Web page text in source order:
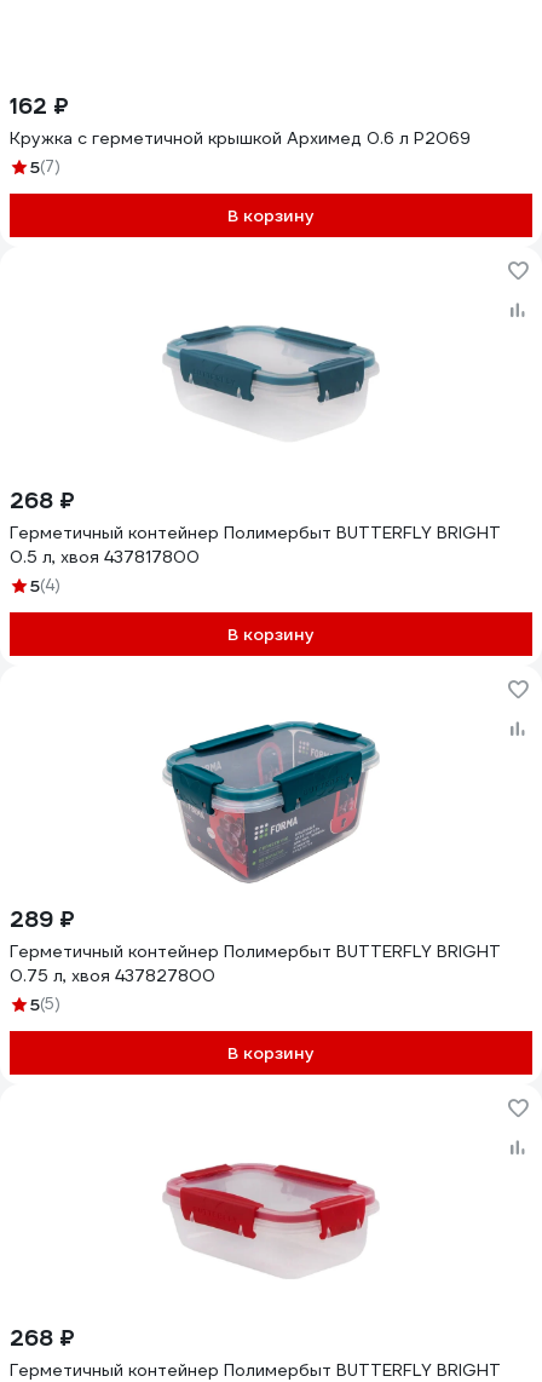
162 ₽
Кружка с герметичной крышкой Архимед 0.6 л Р2069
5(7)
В корзину
268 ₽
Герметичный контейнер Полимербыт BUTTERFLY BRIGHT
0.5 л, хвоя 437817800
5(4)
В корзину
289 ₽
Герметичный контейнер Полимербыт BUTTERFLY BRIGHT
0.75 л, хвоя 437827800
5(5)
В корзину
268 ₽
Герметичный контейнер Полимербыт BUTTERFLY BRIGHT